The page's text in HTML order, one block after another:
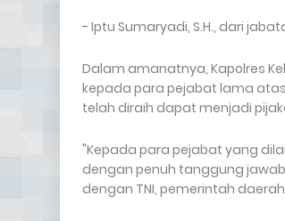
- Iptu Sumaryadi, S.H., dari
Dalam amanatnya, Kapolres
kepada para pejabat lama
telah diraih dapat menjadi
"Kepada para pejabat yang
dengan penuh tanggung
dengan TNI, pemerintah